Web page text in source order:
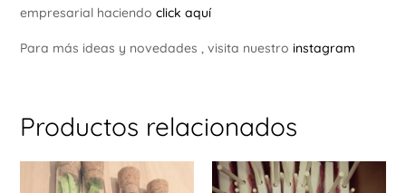
empresarial haciendo click aquí
Para más ideas y novedades , visita nuestro instagram
Productos relacionados